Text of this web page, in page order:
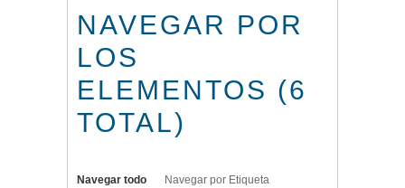
NAVEGAR POR
LOS
ELEMENTOS (6
TOTAL)
Navegar todo Navegar por Etiqueta